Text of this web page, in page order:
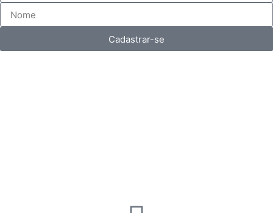
Cadastrar-se